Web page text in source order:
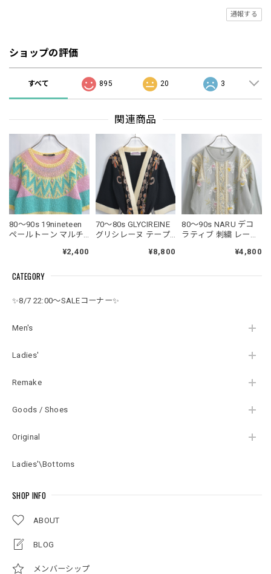
CATEGORY
✨8/7 22:00～SALEコーナー✨
Men's
Ladies'
Remake
Goods / Shoes
Original
Ladies'\Bottoms
SHOP INFO
ABOUT
BLOG
メンバーシップ
通報する
ショップの評価
すべて 895 20 3
関連商品
80～90s 19nineteen
ペールトーン マルチ
ーン サマーニット 半
ィンテージ ミドルゲ
レディース相当
¥2,400
70～80s GLYCIREINE
グリシレーヌ テープ
ン ガウン ニットカー
ィガン モード ジャパ
テージ 古着 レディー
スM相当
¥8,800
80～90s NARU デコ
ラティブ 刺繍 レース
イン ドルマンスリー
ャパンヴィンテージ
¥4,800